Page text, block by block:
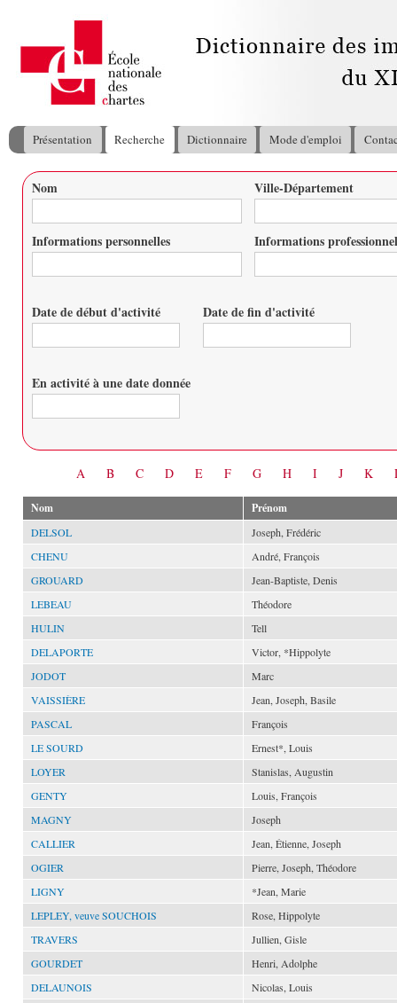
Menu principal
Présentation Recherche Dictionnaire Mode d'emploi
Vous êtes ici
Nom Ville-Département
Informations personnelles Informations
Date de début d'activité Date de fin d'activité
En activité à une date donnée
A B C D E F G H I J K
Nom Prénom
DELSOL
Joseph, Frédéric
CHENU
André, François
GROUARD
Jean-Baptiste, Denis
LEBEAU
Théodore
HULIN
Tell
DELAPORTE
Victor, *Hippolyte
JODOT
Marc
VAISSIÈRE
Jean, Joseph, Basile
PASCAL
François
LE SOURD
Ernest*, Louis
LOYER
Stanislas, Augustin
GENTY
Louis, François
MAGNY
Joseph
CALLIER
Jean, Étienne, Joseph
OGIER
Pierre, Joseph, Théodore
LIGNY
*Jean, Marie
LEPLEY, veuve SOUCHOIS
Rose, Hippolyte
TRAVERS
Jullien, Gisle
GOURDET
Henri, Adolphe
DELAUNOIS
Nicolas, Louis